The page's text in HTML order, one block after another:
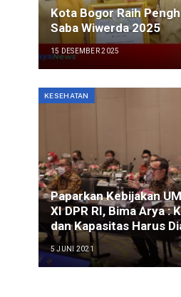
Kota Bogor Raih
Saba Wiwerda 2025
15 DESEMBER 2025
KESEHATAN
Paparkan Kebijakan
XI DPR RI, Bima Arya :
dan Kapasitas Harus
5 JUNI 2021